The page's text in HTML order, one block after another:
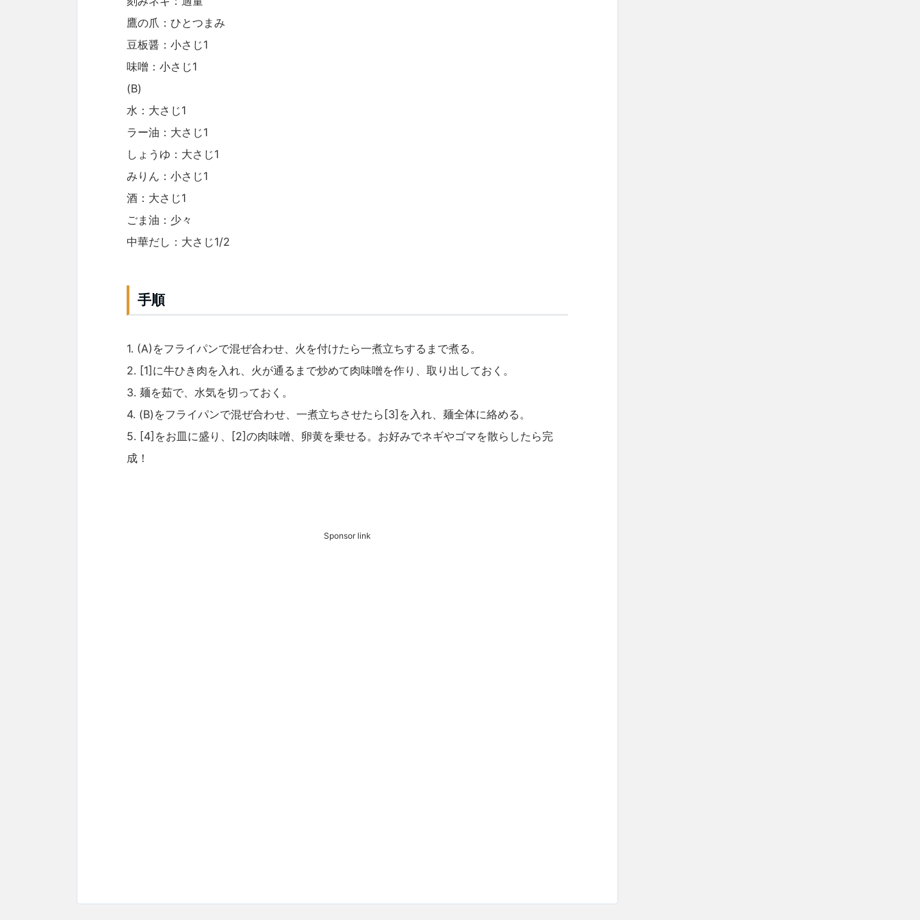
鷹の爪：ひとつまみ
豆板醤：小さじ1
味噌：小さじ1
(B)
水：大さじ1
ラー油：大さじ1
しょうゆ：大さじ1
みりん：小さじ1
酒：大さじ1
ごま油：少々
中華だし：大さじ1/2
手順
1. (A)をフライパンで混ぜ合わせ、火を付けたら一煮立ちするまで煮る。
2. [1]に牛ひき肉を入れ、火が通るまで炒めて肉味噌を作り、取り出しておく。
3. 麺を茹で、水気を切っておく。
4. (B)をフライパンで混ぜ合わせ、一煮立ちさせたら[3]を入れ、麺全体に絡める。
5. [4]をお皿に盛り、[2]の肉味噌、卵黄を乗せる。お好みでネギやゴマを散らしたら完
成！
Sponsor link